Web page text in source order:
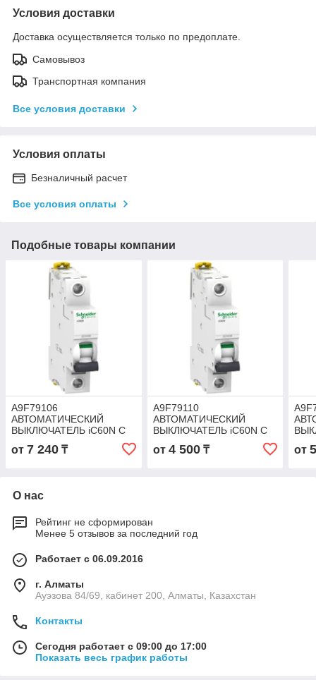
Условия доставки
Доставка осуществляется только по предоплате.
Самовывоз
Транспортная компания
Все условия доставки
Условия оплаты
Безналичный расчет
Все условия оплаты
Подобные товары компании
A9F79106
АВТОМАТИЧЕСКИЙ
ВЫКЛЮЧАТЕЛЬ iC60N C
от 7 240 ₸
A9F79110
АВТОМАТИЧЕСКИЙ
ВЫКЛЮЧАТЕЛЬ iC60N C
от 4 500₸ от
О нас
Рейтинг не сформирован
Менее 5 отзывов за последний год
Работает с 06.09.2016
г. Алматы
Ауэзова 84/69, кабинет 200, Алматы, Казахстан
Контакты
Сегодня работает с 09:00 до 17:00
Показать весь график работы